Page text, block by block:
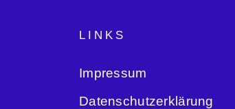
LINKS
Impressum
Datenschutzerklärung